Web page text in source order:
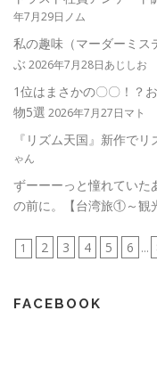
年7月29日ノム
私の趣味（マーダーミ
ぶ 2026年7月28日あじしお
1位はまさかの〇〇！？
物5選 2026年7月27日マト
『リズム天国』新作で
ゃん
ずーーーっと憧れていた
の前に。【台湾旅①～観
1 2 3 4 5 6 ...
FACEBOOK